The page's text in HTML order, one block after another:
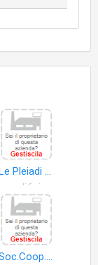
Le Pleiadi Soc.Coop. Edilizia
edifici
Soc.Coop. Edilizia Sali Scelti